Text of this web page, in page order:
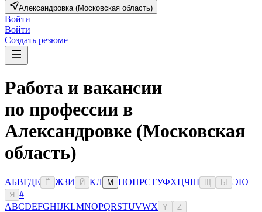
Александровка (Московская область)
Войти
Войти
Создать резюме
Работа и вакансии
по профессии в
Александровке (Московская
область)
АБВГДЕ Ё ЖЗИ Й КЛ М НОПРСТУФХЦЧШ Ы ЭЮ
Я
#
ABCDEFGHIJKLMNOPQRSTUVWX Y Z